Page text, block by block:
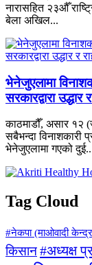
नारासहित २३औँ
बेला अखिल...
भेनेजुएलामा
सरकारद्वारा
काठमाडौँ, असार
सबैभन्दा विनाशकारी
भेनेजुएलामा गएको
Tag Cloud
#नेकपा (माओवादी
किसान#अध्यक्ष